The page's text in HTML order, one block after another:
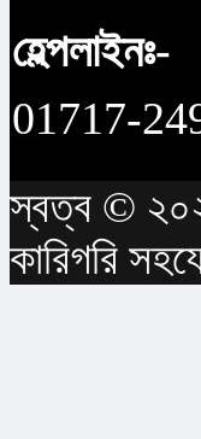
হেল্পলাইনঃ-
01717-
স্বত্ব ©
কারিগরি